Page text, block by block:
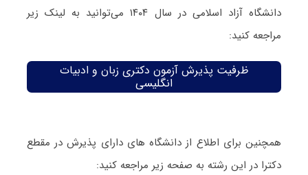
دانشگاه آزاد اسلامی در سال ۱۴۰۴ می‌توانید به لینک زیر
مراجعه کنید:
ظرفیت پذیرش آزمون دکتری زبان و ادبیات
انگلیسی
همچنین برای اطلاع از دانشگاه های دارای پذیرش در مقطع
دکترا در این رشته به صفحه زیر مراجعه کنید: